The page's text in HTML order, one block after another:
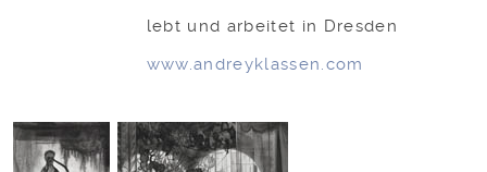
lebt und arbeitet in Dresden
www.andreyklassen.com